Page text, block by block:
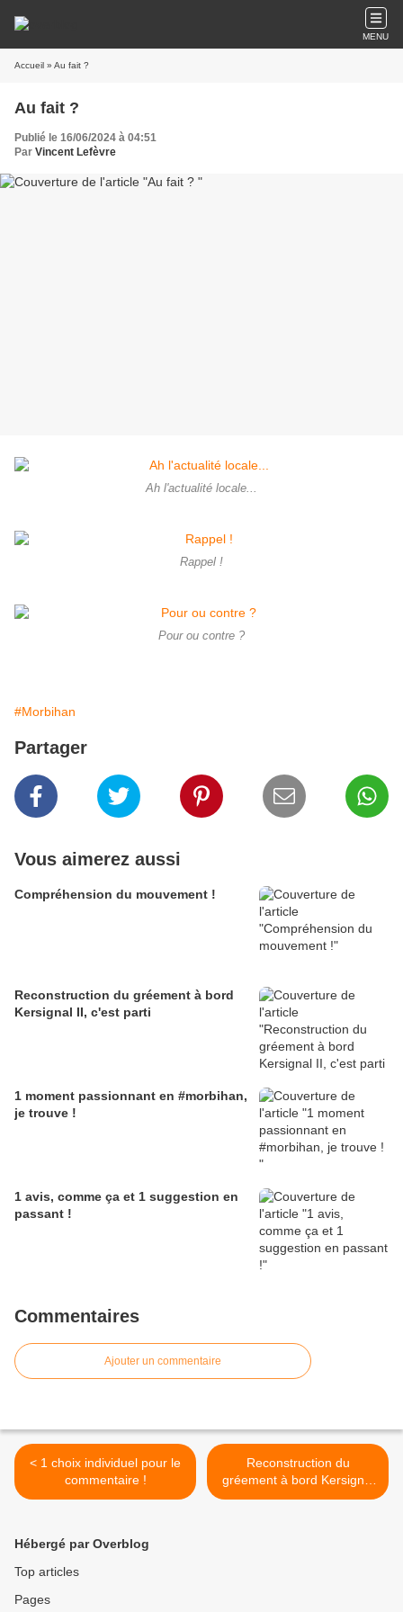
MENU
Accueil » Au fait ?
Au fait ?
Publié le 16/06/2024 à 04:51
Par Vincent Lefèvre
Ah l'actualité locale...
Rappel !
Pour ou contre ?
#Morbihan
Partager
Vous aimerez aussi
Compréhension du mouvement !
Reconstruction du gréement à bord
Kersignal II, c'est parti
1 moment passionnant en #morbihan,
je trouve !
1 avis, comme ça et 1 suggestion en
passant !
Commentaires
Ajouter un commentaire
< 1 choix individuel pour le
commentaire !
Reconstruction du
gréement à bord Kersignal
II, c'est parti >
Hébergé par Overblog
Top articles
Pages